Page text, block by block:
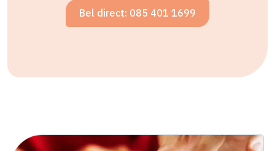
Bel direct: 085 401 1699